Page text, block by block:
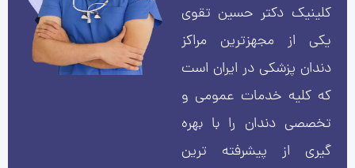
کلینیک دکتر حسین تقوی
یکی از مجهزترین مراکز
دندان پزشکی در ایران است
که کلیه خدمات عمومی و
تخصصی دندان را با بهره
گیری از پیشرفته ترین